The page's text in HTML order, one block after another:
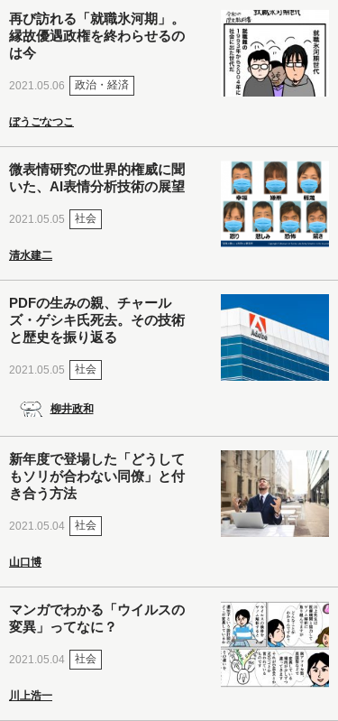
再び訪れる「就職氷河期」。
縁故優遇政権を終わらせるの
は今
2021.05.06 政治・経済
ぼうごなつこ
微表情研究の世界的権威に聞
いた、AI表情分析技術の展望
2021.05.05 社会
清水建二
PDFの生みの親、チャール
ズ・ゲシキ氏死去。その技術
と歴史を振り返る
2021.05.05 社会
柳井政和
新年度で登場した「どうして
もソリが合わない同僚」と付
き合う方法
2021.05.04 社会
山口博
マンガでわかる「ウイルスの
変異」ってなに？
2021.05.04 社会
川上浩一